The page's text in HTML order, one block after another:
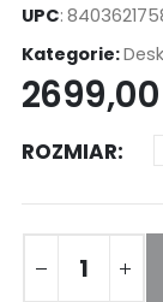
UPC:
Kategorie:
2699,00
ROZMIAR